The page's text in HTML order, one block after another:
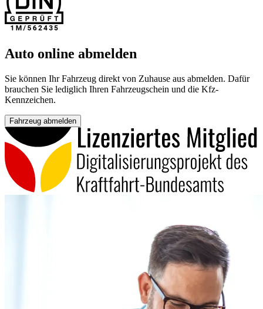
Auto online abmelden
Sie können Ihr Fahrzeug direkt von Zuhause aus abmelden. Dafür
brauchen Sie lediglich Ihren Fahrzeugschein und die Kfz-
Kennzeichen.
Fahrzeug abmelden